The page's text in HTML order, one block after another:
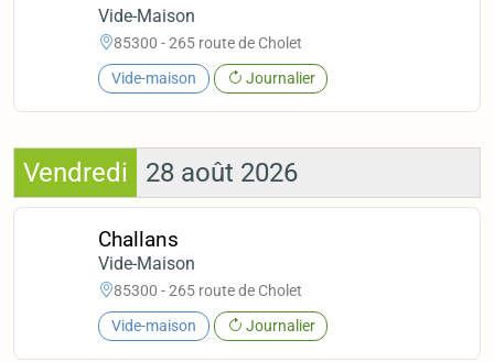
Vide-Maison
85300 - 265 route de Cholet
Vide-maison Journalier
Vendredi 28 août 2026
Challans
Vide-Maison
85300 - 265 route de Cholet
Vide-maison Journalier